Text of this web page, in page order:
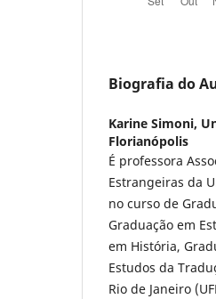
Biografia do
Karine Simoni,
Florianópolis
É professora
Estrangeiras da
no curso de
Graduação em
em História,
Estudos da
Rio de Janeiro